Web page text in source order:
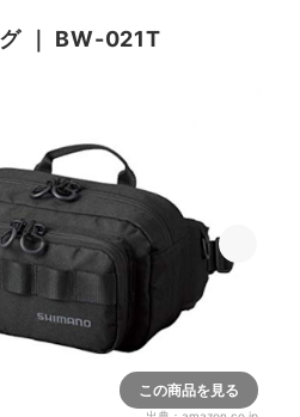
｜ BW-021T
この商品を見る